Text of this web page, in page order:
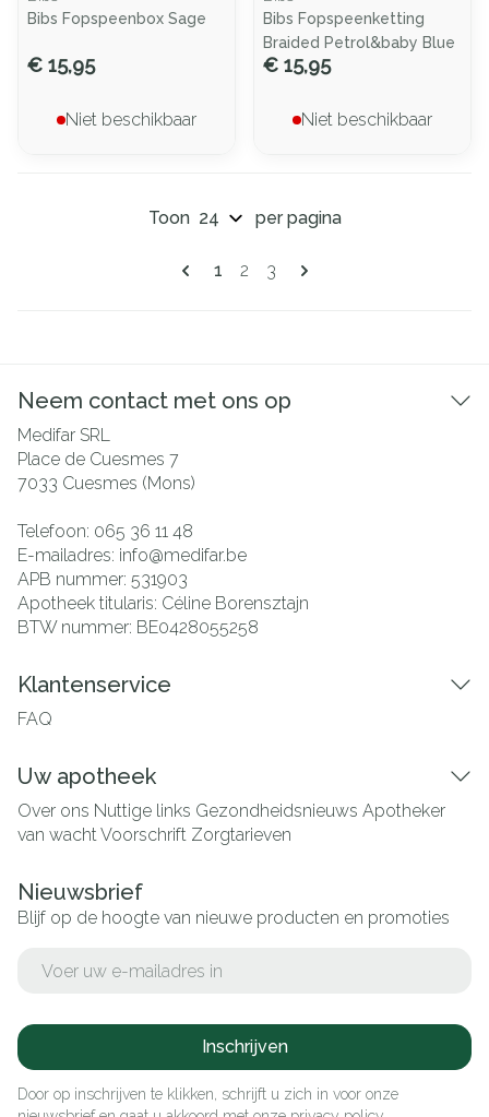
Bibs Fopspeenbox Sage
€ 15,95
Niet beschikbaar
Bibs Fopspeenketting
Braided Petrol&baby Blue
€ 15,95
Niet beschikbaar
Pagina's
U lees momenteel pagina
1 Pagina
2 Pagina
3
Toon per pagina
Neem contact met ons op
Medifar SRL
Place de Cuesmes 7
7033 Cuesmes (Mons)
Telefoon: 065 36 11 48
E-mailadres: info@medifar.be
APB nummer: 531903
Apotheek titularis: Céline Borensztajn
BTW nummer: BE0428055258
Klantenservice
FAQ
Uw apotheek
Over ons Nuttige links Gezondheidsnieuws Apotheker
van wachtVoorschrift Zorgtarieven
Nieuwsbrief
Blijf op de hoogte van nieuwe producten en promoties
Inschrijven
Door op inschrijven te klikken, schrijft u zich in voor onze